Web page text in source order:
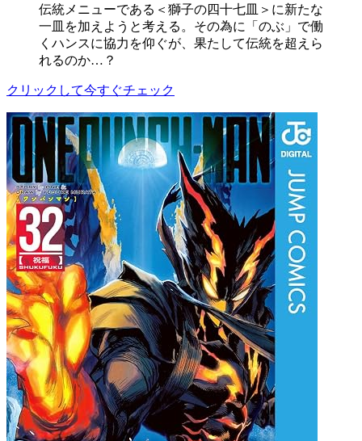
伝統メニューである＜獅子の四十七皿＞に新たな
一皿を加えようと考える。その為に「のぶ」で働
くハンスに協力を仰ぐが、果たして伝統を超えら
れるのか…？
クリックして今すぐチェック